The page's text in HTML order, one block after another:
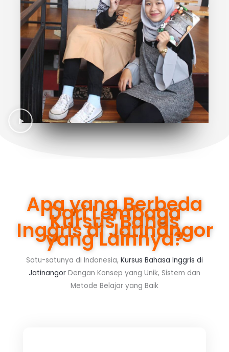
Apa yang Berbeda
Dari Lembaga
Kursus Bahas
Inggris di Jatinangor
yang Lainnya?
Satu-satunya di Indonesia, Kursus Bahasa Inggris di
Jatinangor Dengan Konsep yang Unik, Sistem dan
Metode Belajar yang Baik